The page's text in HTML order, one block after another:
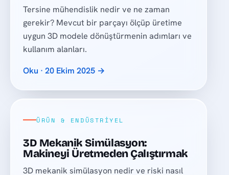
Tersine mühendislik nedir ve ne zaman
gerekir? Mevcut bir parçayı ölçüp üretime
uygun 3D modele dönüştürmenin adımları ve
kullanım alanları.
Oku · 20 Ekim 2025 →
ÜRÜN & ENDÜSTRIYEL
3D Mekanik Simülasyon:
Makineyi Üretmeden Çalıştırmak
3D mekanik simülasyon nedir ve riski nasıl